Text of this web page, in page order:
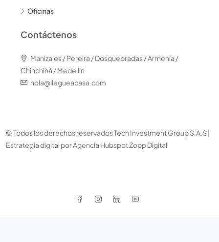
Oficinas
Contáctenos
Manizales / Pereira / Dosquebradas / Armenia /
Chinchiná / Medellín
hola@llegueacasa.com
© Todos los derechos reservados Tech Investment Group S.A.S |
Estrategia digital porAgencia Hubspot Zopp Digital